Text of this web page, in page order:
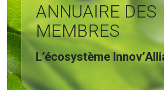
ANNUAIRE DES
MEMBRES
L’écosystème